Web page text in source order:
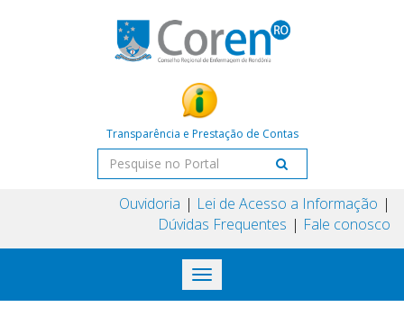
Transparência e Prestação de Contas
Ouvidoria
Lei de Acesso a Informação
Dúvidas Frequentes
Fale conosco
Toggle
navigation